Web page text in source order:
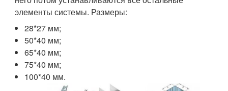
элементы системы. Размеры:
28*27 мм;
50*40 мм;
65*40 мм;
75*40 мм;
100*40 мм.